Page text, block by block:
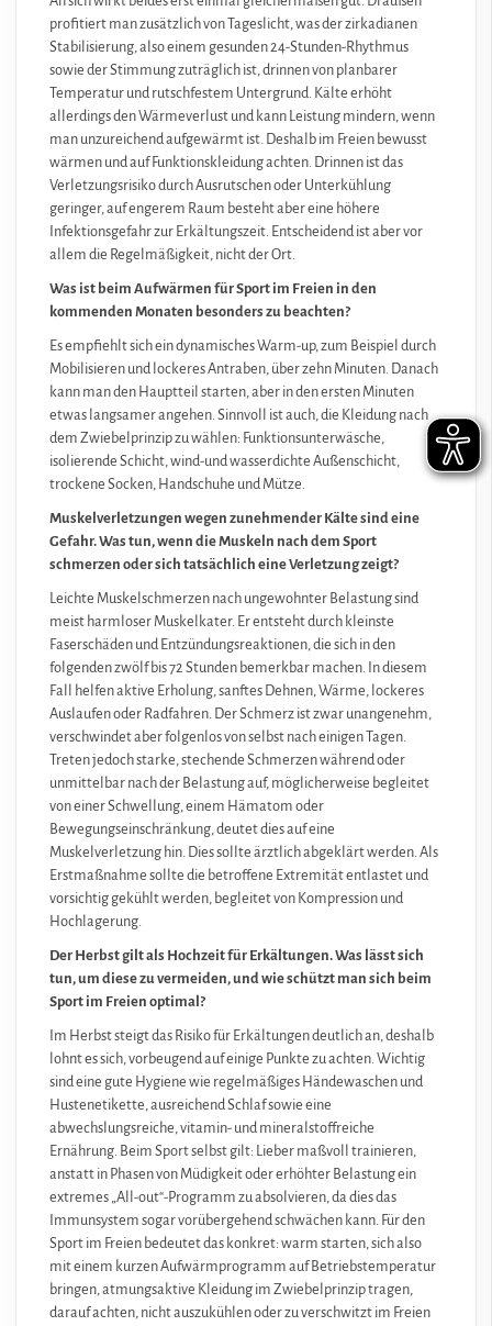
profitiert man zusätzlich von Tageslicht, was der zirkadianen
Stabilisierung, also einem gesunden 24-Stunden-Rhythmus
sowie der Stimmung zuträglich ist, drinnen von planbarer
Temperatur und rutschfestem Untergrund. Kälte erhöht
allerdings den Wärmeverlust und kann Leistung mindern, wenn
man unzureichend aufgewärmt ist. Deshalb im Freien bewusst
wärmen und auf Funktionskleidung achten. Drinnen ist das
Verletzungsrisiko durch Ausrutschen oder Unterkühlung
geringer, auf engerem Raum besteht aber eine höhere
Infektionsgefahr zur Erkältungszeit. Entscheidend ist aber vor
allem die Regelmäßigkeit, nicht der Ort.
Was ist beim Aufwärmen für Sport im Freien in den
kommenden Monaten besonders zu beachten?
Es empfiehlt sich ein dynamisches Warm-up, zum Beispiel durch
Mobilisieren und lockeres Antraben, über zehn Minuten. Danach
kann man den Hauptteil starten, aber in den ersten Minuten
etwas langsamer angehen. Sinnvoll ist auch, die Kleidung nach
dem Zwiebelprinzip zu wählen: Funktionsunterwäsche,
isolierende Schicht, wind-und wasserdichte Außenschicht,
trockene Socken, Handschuhe und Mütze.
Muskelverletzungen wegen zunehmender Kälte sind eine
Gefahr. Was tun, wenn die Muskeln nach dem Sport
schmerzen oder sich tatsächlich eine Verletzung zeigt?
Leichte Muskelschmerzen nach ungewohnter Belastung sind
meist harmloser Muskelkater. Er entsteht durch kleinste
Faserschäden und Entzündungsreaktionen, die sich in den
folgenden zwölf bis 72 Stunden bemerkbar machen. In diesem
Fall helfen aktive Erholung, sanftes Dehnen, Wärme, lockeres
Auslaufen oder Radfahren. Der Schmerz ist zwar unangenehm,
verschwindet aber folgenlos von selbst nach einigen Tagen.
Treten jedoch starke, stechende Schmerzen während oder
unmittelbar nach der Belastung auf, möglicherweise begleitet
von einer Schwellung, einem Hämatom oder
Bewegungseinschränkung, deutet dies auf eine
Muskelverletzung hin. Dies sollte ärztlich abgeklärt werden. Als
Erstmaßnahme sollte die betroffene Extremität entlastet und
vorsichtig gekühlt werden, begleitet von Kompression und
Hochlagerung.
Der Herbst gilt als Hochzeit für Erkältungen. Was lässt sich
tun, um diese zu vermeiden, und wie schützt man sich beim
Sport im Freien optimal?
Im Herbst steigt das Risiko für Erkältungen deutlich an, deshalb
lohnt es sich, vorbeugend auf einige Punkte zu achten. Wichtig
sind eine gute Hygiene wie regelmäßiges Händewaschen und
Hustenetikette, ausreichend Schlaf sowie eine
abwechslungsreiche, vitamin- und mineralstoffreiche
Ernährung. Beim Sport selbst gilt: Lieber maßvoll trainieren,
anstatt in Phasen von Müdigkeit oder erhöhter Belastung ein
extremes „All-out“-Programm zu absolvieren, da dies das
Immunsystem sogar vorübergehend schwächen kann. Für den
Sport im Freien bedeutet das konkret: warm starten, sich also
mit einem kurzen Aufwärmprogramm auf Betriebstemperatur
bringen, atmungsaktive Kleidung im Zwiebelprinzip tragen,
darauf achten, nicht auszukühlen oder zu verschwitzt im Freien